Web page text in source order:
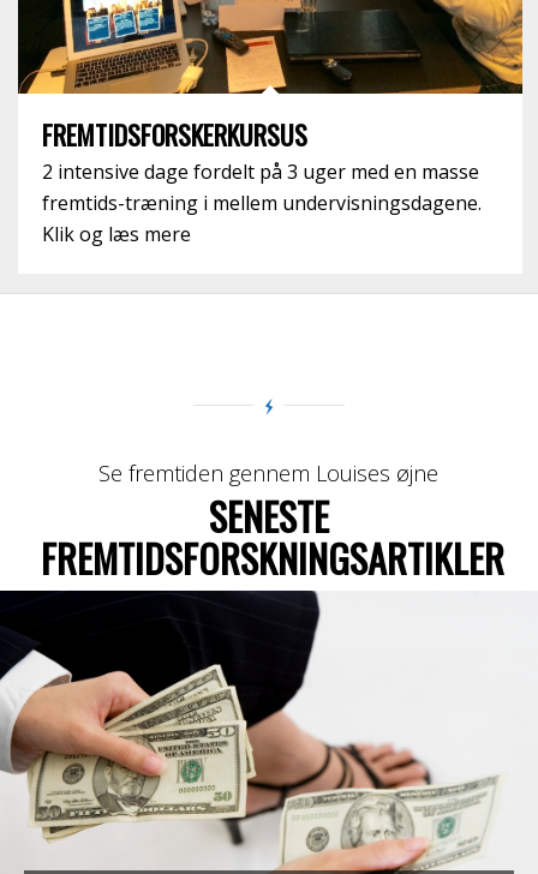
FREMTIDSFORSKERKURSUS
2 intensive dage fordelt på 3 uger med en masse
fremtids-træning i mellem undervisningsdagene.
Klik og læs mere
Se fremtiden gennem Louises øjne
SENESTE
FREMTIDSFORSKNINGSARTIKLER